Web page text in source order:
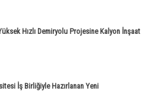
Hızlı Demiryolu Projesine Kalyon İnşaat
İş Birliğiyle Hazırlanan Yeni